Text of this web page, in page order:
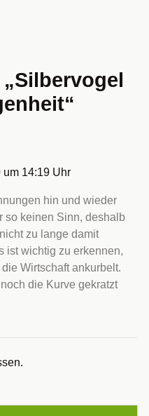
Silbervogel
“
um 14:19 Uhr
hin und wieder
so keinen Sinn, deshalb
zu lange damit
ist wichtig zu erkennen,
Wirtschaft ankurbelt.
die Kurve gekratzt